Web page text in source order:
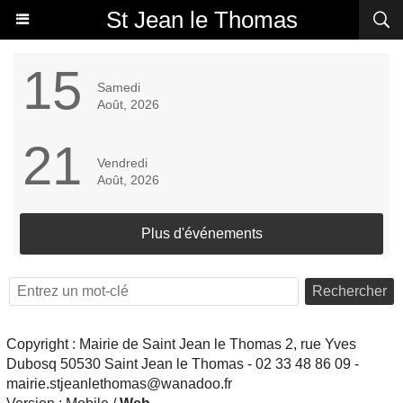
St Jean le Thomas
15
Samedi
Août, 2026
21
Vendredi
Août, 2026
Plus d'événements
Rechercher
Copyright : Mairie de Saint Jean le Thomas 2, rue Yves
Dubosq 50530 Saint Jean le Thomas - 02 33 48 86 09 -
mairie.stjeanlethomas@wanadoo.fr